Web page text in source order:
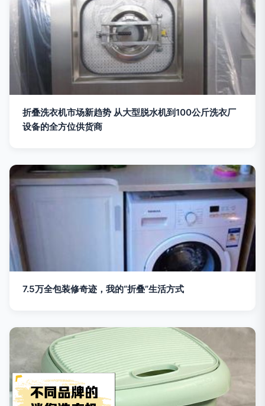
折叠洗衣机市场新趋势 从大型脱水机到100公斤洗衣厂
设备的全方位供货商
7.5万全包装修奇迹，我的“折叠”生活方式